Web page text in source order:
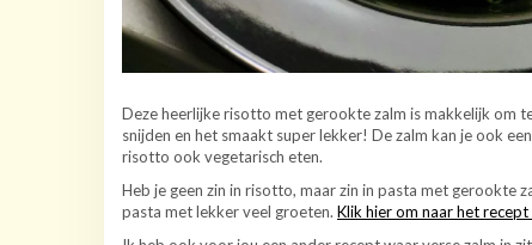
Deze heerlijke risotto met gerookte zalm is makkelijk om
snijden en het smaakt super lekker! De zalm kan je ook
risotto ook vegetarisch eten.
Heb je geen zin in risotto, maar zin in pasta met gerookte
pasta met lekker veel groeten. Klik hier om naar het recept